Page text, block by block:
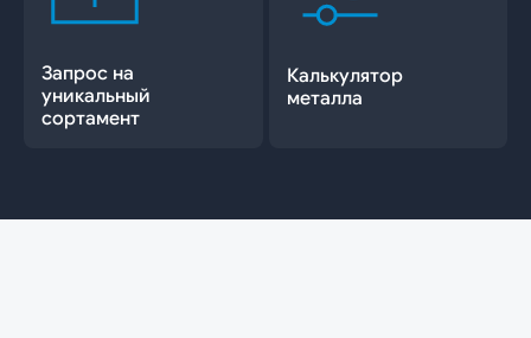
Запрос на
уникальный
сортамент
Калькулятор
металла